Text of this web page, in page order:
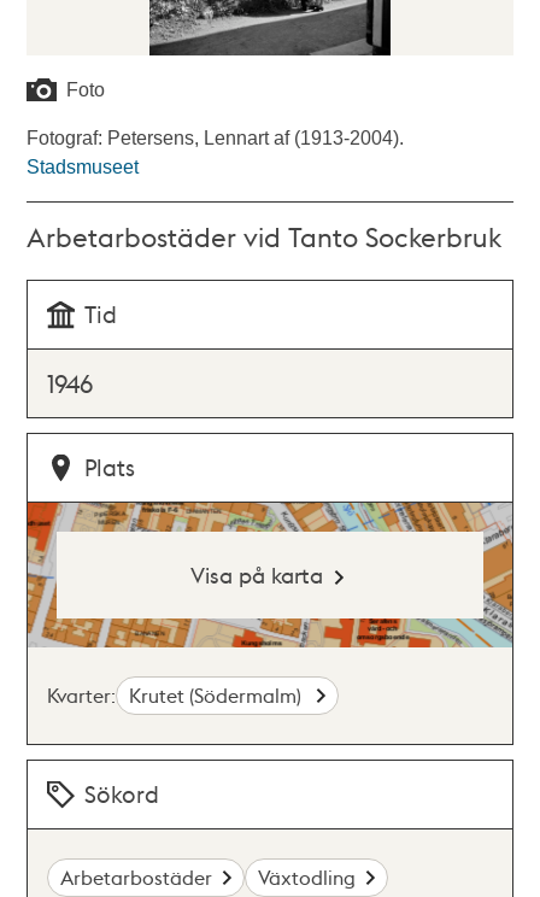
Foto
Fotograf: Petersens, Lennart af (1913-2004).
Stadsmuseet
Arbetarbostäder vid Tanto Sockerbruk
Tid
1946
Plats
Visa på karta
Kvarter: Krutet (Södermalm)
Sökord
Arbetarbostäder Växtodling